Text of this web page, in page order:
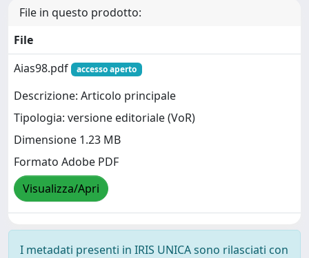
File in questo prodotto:
File
Aias98.pdf
accesso aperto
Descrizione: Articolo principale
Tipologia: versione editoriale (VoR)
Dimensione 1.23 MB
Formato Adobe PDF
Visualizza/Apri
I metadati presenti in IRIS UNICA sono rilasciati con